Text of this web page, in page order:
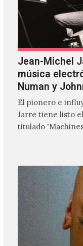
Jean-Michel
música
Numan y
El pionero e
Jarre tiene listo
titulado